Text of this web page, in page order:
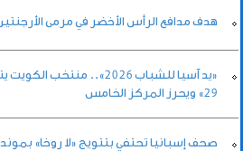
هدف مدافع الرأس الأخضر في مرمى الأرجنتين
29» ويحرز المركز الخامس
صحف إسبانيا تحتفي بتتويج «لا روخا»